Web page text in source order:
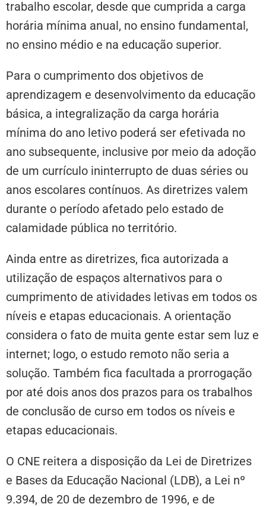
trabalho escolar, desde que cumprida a carga
horária mínima anual, no ensino fundamental,
no ensino médio e na educação superior.
Para o cumprimento dos objetivos de
aprendizagem e desenvolvimento da educação
básica, a integralização da carga horária
mínima do ano letivo poderá ser efetivada no
ano subsequente, inclusive por meio da adoção
de um currículo ininterrupto de duas séries ou
anos escolares contínuos. As diretrizes valem
durante o período afetado pelo estado de
calamidade pública no território.
Ainda entre as diretrizes, fica autorizada a
utilização de espaços alternativos para o
cumprimento de atividades letivas em todos os
níveis e etapas educacionais. A orientação
considera o fato de muita gente estar sem luz e
internet; logo, o estudo remoto não seria a
solução. Também fica facultada a prorrogação
por até dois anos dos prazos para os trabalhos
de conclusão de curso em todos os níveis e
etapas educacionais.
O CNE reitera a disposição da Lei de Diretrizes
e Bases da Educação Nacional (LDB), a Lei nº
9.394, de 20 de dezembro de 1996, e de